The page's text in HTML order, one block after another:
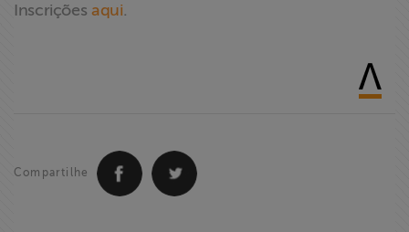
Inscriçõesaqui.
Compartilhe